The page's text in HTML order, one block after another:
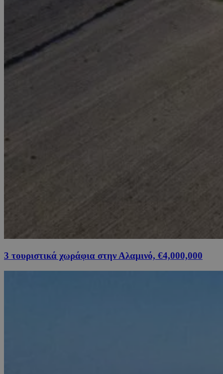
3 τουριστικά χωράφια στην Αλαμινό, €4,000,000